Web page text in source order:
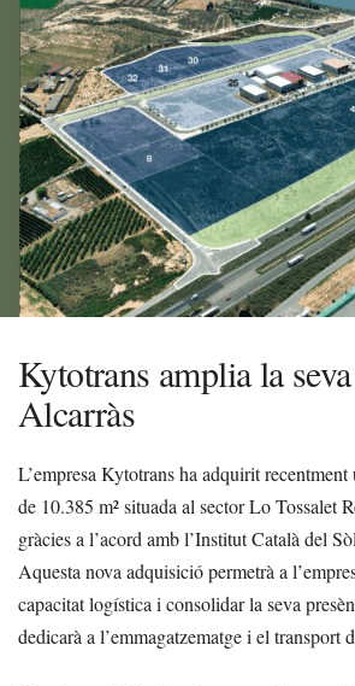
Kytotrans amplia la
Alcarràs
L’empresa Kytotrans ha adquirit recentment
de 10.385 m² situada al sector Lo Tossalet
gràcies a l’acord amb l’Institut Català del
Aquesta nova adquisició permetrà a
capacitat logística i consolidar la seva
dedicarà a l’emmagatzematge i el transport